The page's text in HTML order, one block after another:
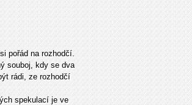
pořád na rozhodčí.
souboj, kdy se dva
rádi, ze rozhodčí
spekulací je ve